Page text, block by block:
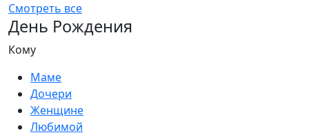
Смотреть все
День Рождения
Кому
Маме
Дочери
Женщине
Любимой